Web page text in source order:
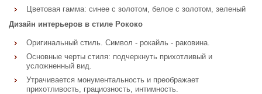
Цветовая гамма: синее с золотом, белое с золотом, зеленый
Дизайн интерьеров в стиле Рококо
Оригинальный стиль. Символ - рокайль - раковина.
Основные черты стиля: подчеркнуть прихотливый и
усложненный вид.
Утрачивается монументальность и преображает
прихотливость, грациозность, интимность.